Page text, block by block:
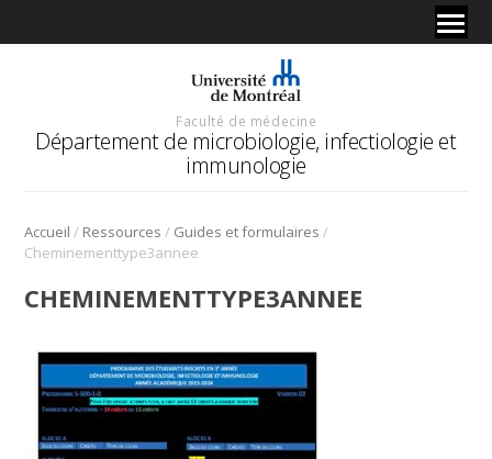
Faculté de médecine
Département de microbiologie, infectiologie et
immunologie
Accueil / Ressources / Guides et formulaires /
Cheminementtype3annee
CHEMINEMENTTYPE3ANNEE